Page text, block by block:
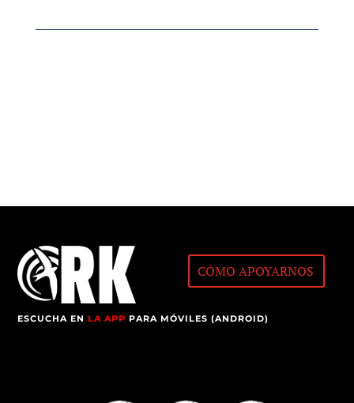
CÓMO APOYARNOS
ESCUCHA ENLA APP PARA MÓVILES (ANDROID)